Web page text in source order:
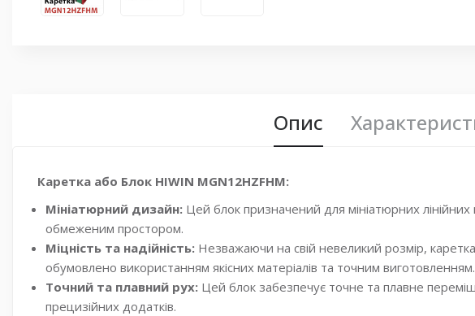
линейного
Опис
Каретка або Блок HIWIN MGN12HZFHM:
Мініатюрний дизайн: Цей блок призначений для мініатюрних
обмеженим простором.
Міцність та надійність: Незважаючи на свій невеликий розмір, каретка
обумовлено використанням якісних матеріалів та точним виготовленням.
Точний та плавний рух: Цей блок забезпечує точне та плавне
прецизійних додатків.